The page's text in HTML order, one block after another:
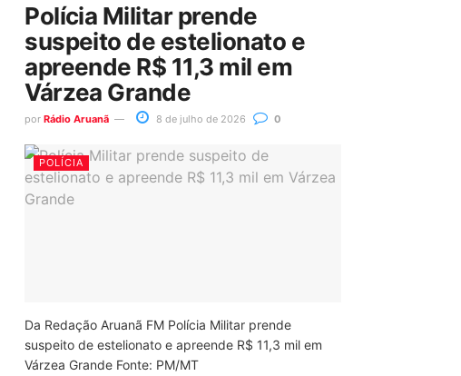
Polícia Militar prende
suspeito de estelionato e
apreende R$ 11,3 mil em
Várzea Grande
por Rádio Aruanã 8 de julho de 2026 0
POLÍCIA
Da Redação Aruanã FM Polícia Militar prende
suspeito de estelionato e apreende R$ 11,3 mil em
Várzea Grande Fonte: PM/MT